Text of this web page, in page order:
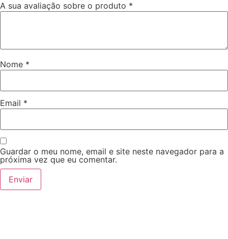
A sua avaliação sobre o produto *
Nome *
Email *
Guardar o meu nome, email e site neste navegador para a
próxima vez que eu comentar.